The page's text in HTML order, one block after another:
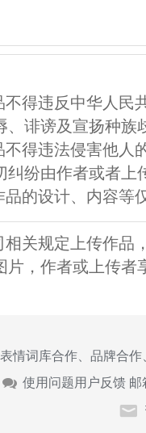
得违反中华人民
、诽谤及宣扬种族
得违法侵害他人
纠纷由作者或者上
的设计、内容等
关规定上传作品
片，作者或上传者
情词库合作、品牌合
使用问题用户反馈 邮